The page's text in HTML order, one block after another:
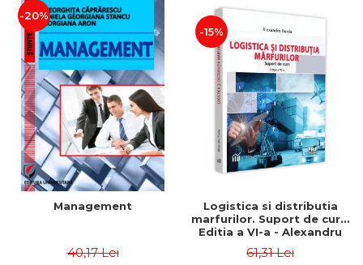
-20%
Management
40,17 Lei
-15%
Logistica si distributia
marfurilor. Suport de curs.
Editia a VI-a - Alexandru
61,31 Lei